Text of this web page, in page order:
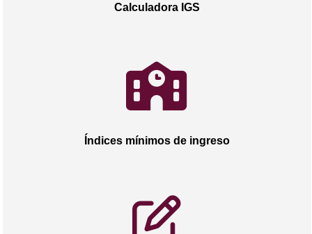
Calculadora IGS
Índices mínimos de ingreso